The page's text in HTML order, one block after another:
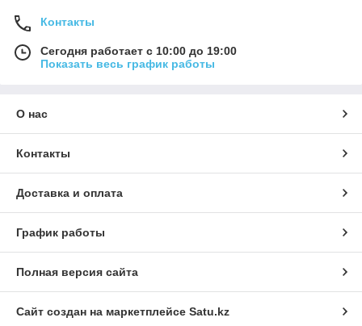
Контакты
Сегодня работает с 10:00 до 19:00
Показать весь график работы
О нас
Контакты
Доставка и оплата
График работы
Полная версия сайта
Сайт создан на маркетплейсе Satu.kz